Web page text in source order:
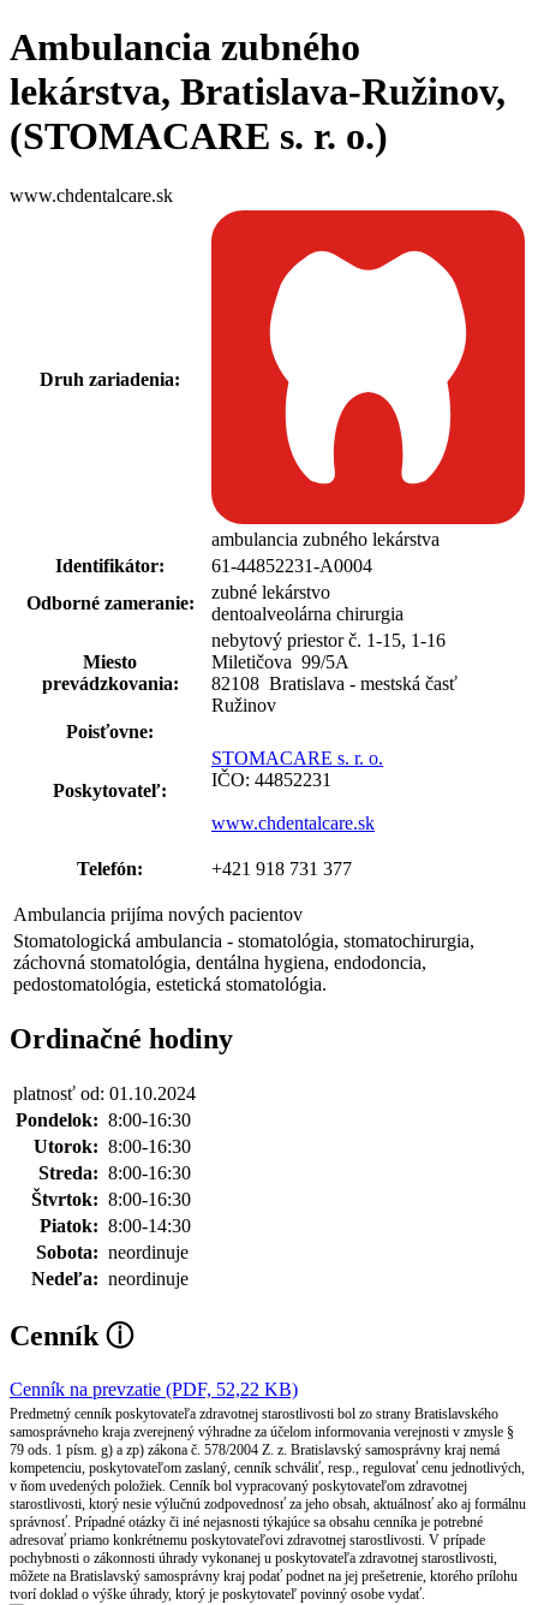
Ambulancia zubného
lekárstva, Bratislava-Ružinov,
(STOMACARE s. r. o.)
www.chdentalcare.sk
Druh zariadenia:
ambulancia zubného lekárstva
Identifikátor:
61-44852231-A0004
Odborné zameranie:
zubné lekárstvo
dentoalveolárna chirurgia
Miesto
prevádzkovania:
nebytový priestor č. 1-15, 1-16
Miletičova 99/5A
82108 Bratislava - mestská časť
Ružinov
Poisťovne:
Poskytovateľ:
STOMACARE s. r. o.
IČO: 44852231
www.chdentalcare.sk
Telefón: +421 918 731 377
Ambulancia prijíma nových pacientov
Stomatologická ambulancia - stomatológia, stomatochirurgia,
záchovná stomatológia, dentálna hygiena, endodoncia,
pedostomatológia, estetická stomatológia.
Ordinačné hodiny
platnosť od: 01.10.2024
Pondelok: 8:00-16:30
Utorok: 8:00-16:30
Streda: 8:00-16:30
Štvrtok: 8:00-16:30
Piatok: 8:00-14:30
Sobota: neordinuje
Nedeľa: neordinuje
Cenník ⓘ
Cenník na prevzatie (PDF, 52,22 KB)
Predmetný cenník poskytovateľa zdravotnej starostlivosti bol zo strany Bratislavského
samosprávneho kraja zverejnený výhradne za účelom informovania verejnosti v zmysle §
79 ods. 1 písm. g) a zp) zákona č. 578/2004 Z. z. Bratislavský samosprávny kraj nemá
kompetenciu, poskytovateľom zaslaný, cenník schváliť, resp., regulovať cenu jednotlivých,
v ňom uvedených položiek. Cenník bol vypracovaný poskytovateľom zdravotnej
starostlivosti, ktorý nesie výlučnú zodpovednosť za jeho obsah, aktuálnosť ako aj formálnu
správnosť. Prípadné otázky či iné nejasnosti týkajúce sa obsahu cenníka je potrebné
adresovať priamo konkrétnemu poskytovateľovi zdravotnej starostlivosti. V prípade
pochybnosti o zákonnosti úhrady vykonanej u poskytovateľa zdravotnej starostlivosti,
môžete na Bratislavský samosprávny kraj podať podnet na jej prešetrenie, ktorého prílohu
tvorí doklad o výške úhrady, ktorý je poskytovateľ povinný osobe vydať.